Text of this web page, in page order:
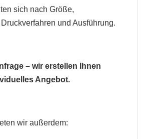
sich nach Größe,
und Ausführung.
– wir erstellen Ihnen
Angebot.
wir außerdem: